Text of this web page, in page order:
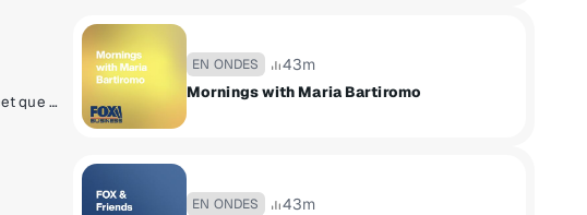
FOX Business Network : information financière en temps réel, des actualités touchant autant Main Street que Wall Street.
EN ONDES
43m
Mornings with Maria Bartiromo
EN ONDES
43m